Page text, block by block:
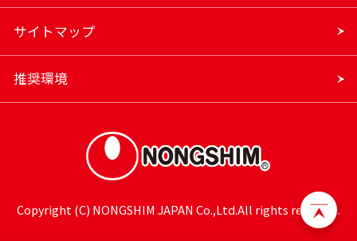
サイトマップ
推奨環境
Copyright (C) NONGSHIM JAPAN Co.,Ltd.All rights reserved.